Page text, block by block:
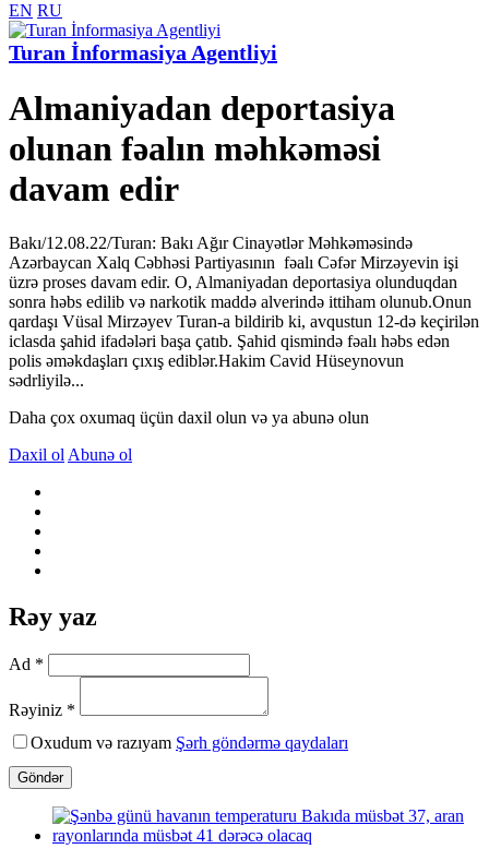
EN RU
Turan İnformasiya Agentliyi
Almaniyadan deportasiya
olunan fəalın məhkəməsi
davam edir
Bakı/12.08.22/Turan: Bakı Ağır Cinayətlər Məhkəməsində
Azərbaycan Xalq Cəbhəsi Partiyasının fəalı Cəfər Mirzəyevin işi
üzrə proses davam edir. O, Almaniyadan deportasiya olunduqdan
sonra həbs edilib və narkotik maddə alverində ittiham olunub.Onun
qardaşı Vüsal Mirzəyev Turan-a bildirib ki, avqustun 12-də keçirilən
iclasda şahid ifadələri başa çatıb. Şahid qismində fəalı həbs edən
polis əməkdaşları çıxış ediblər.Hakim Cavid Hüseynovun
sədrliyilə...
Daha çox oxumaq üçün daxil olun və ya abunə olun
Daxil ol Abunə ol
Rəy yaz
Ad *
Rəyiniz *
Oxudum və razıyam Şərh göndərmə qaydaları
Göndər